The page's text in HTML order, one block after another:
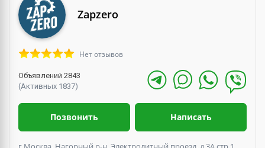
Zapzero
Нет отзывов
Объявлений 2843
(Активных 1837)
Позвонить Написать